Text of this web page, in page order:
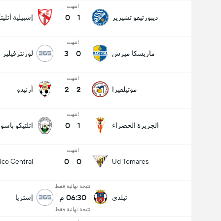
ديبورتيفو تشيريز
انتهت
1
-
0 إشبيلية
ماريسكا ميرش
انتهت
0
-
3 لورنتزفيلير
موتيلفيرا
انتهت
2
-
2 أرنيدو
الجزيرة الخضراء
انتهت
1
-
0 اتلتيكو باسو
Ud Tomares
انتهت
0
-
0
Central
تيلدي
نتيجة نهائية فقط
06:30 م
نتيجة نهائية فقط
إستريا